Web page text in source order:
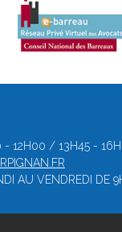
- 12H00 / 13H45 -
AU VENDREDI DE